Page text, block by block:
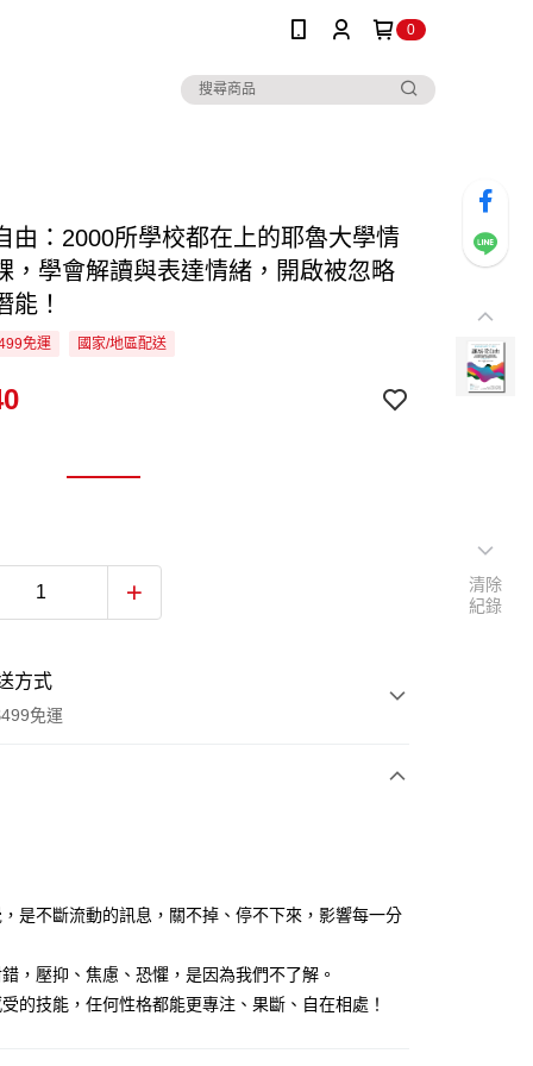
0
由：2000所學校都在上的耶魯大學情
，學會解讀與表達情緒，開啟被忽略
能！
免運 國家/地區配送
方式
免運
款
是不斷流動的訊息，關不掉、停不下來，影響每一分
，壓抑、焦慮、恐懼，是因為我們不了解。
的技能，任何性格都能更專注、果斷、自在相處！
清除
紀錄